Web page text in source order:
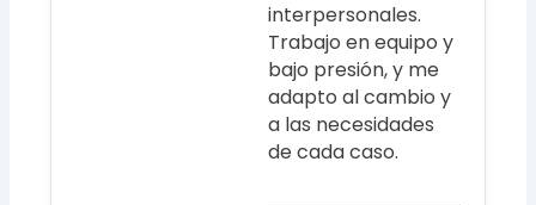
interpersonales.
Trabajo en equipo y
bajo presión, y me
adapto al cambio y
a las necesidades
de cada caso.